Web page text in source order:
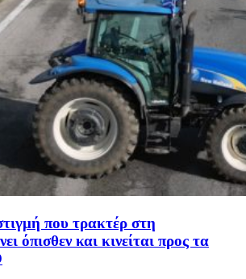
που τρακτέρ στη
όπισθεν και κινείται προς τα